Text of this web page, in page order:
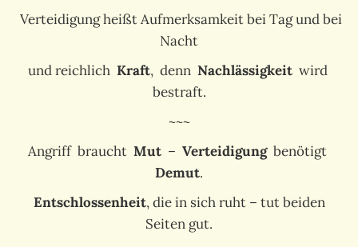
Verteidigung heißt Aufmerksamkeit bei Tag und bei
Nacht
und reichlich Kraft, denn Nachlässigkeit wird
bestraft.
~~~
Angriff braucht Mut – Verteidigung benötigt
Demut.
Entschlossenheit, die in sich ruht – tut beiden
Seiten gut.